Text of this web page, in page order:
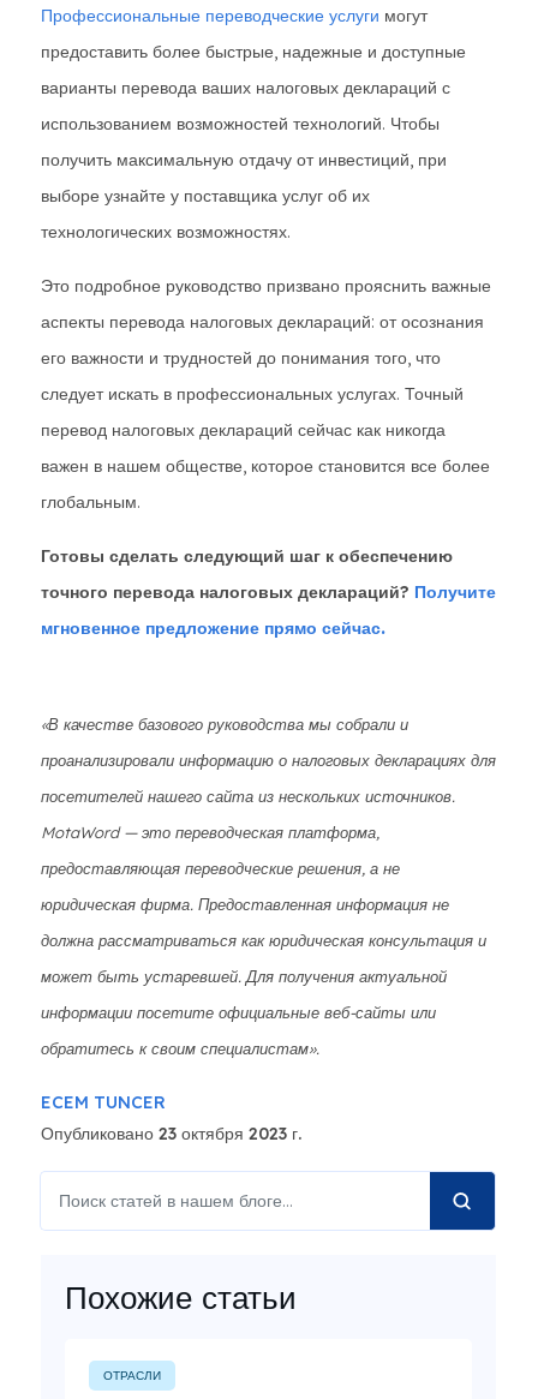
Профессиональные переводческие услуги могут
предоставить более быстрые, надежные и доступные
варианты перевода ваших налоговых деклараций с
использованием возможностей технологий. Чтобы
получить максимальную отдачу от инвестиций, при
выборе узнайте у поставщика услуг об их
технологических возможностях.
Это подробное руководство призвано прояснить важные
аспекты перевода налоговых деклараций: от осознания
его важности и трудностей до понимания того, что
следует искать в профессиональных услугах. Точный
перевод налоговых деклараций сейчас как никогда
важен в нашем обществе, которое становится все более
глобальным.
Готовы сделать следующий шаг к обеспечению
точного перевода налоговых деклараций? Получите
мгновенное предложение прямо сейчас.
«В качестве базового руководства мы собрали и
проанализировали информацию о налоговых декларациях для
посетителей нашего сайта из нескольких источников.
MotaWord — это переводческая платформа,
предоставляющая переводческие решения, а не
юридическая фирма. Предоставленная информация не
должна рассматриваться как юридическая консультация и
может быть устаревшей. Для получения актуальной
информации посетите официальные веб-сайты или
обратитесь к своим специалистам».
ECEM TUNCER
Опубликовано 23 октября 2023 г.
Похожие статьи
ОТРАСЛИ